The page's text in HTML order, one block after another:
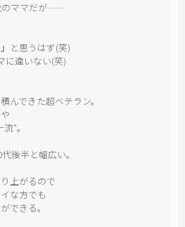
のママだが……
と思うはず(笑)
に違いない(笑)
んできた超ベテラン。
"。
後半と幅広い。
上がるので
な方でも
できる。